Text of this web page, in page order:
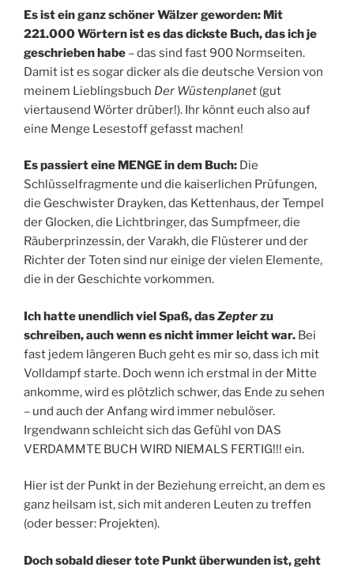
Es ist ein ganz schöner Wälzer geworden: Mit
221.000 Wörtern ist es das dickste Buch, das ich je
geschrieben habe – das sind fast 900 Normseiten.
Damit ist es sogar dicker als die deutsche Version von
meinem Lieblingsbuch Der Wüstenplanet (gut
viertausend Wörter drüber!). Ihr könnt euch also auf
eine Menge Lesestoff gefasst machen!
Es passiert eine MENGE in dem Buch: Die
Schlüsselfragmente und die kaiserlichen Prüfungen,
die Geschwister Drayken, das Kettenhaus, der Tempel
der Glocken, die Lichtbringer, das Sumpfmeer, die
Räuberprinzessin, der Varakh, die Flüsterer und der
Richter der Toten sind nur einige der vielen Elemente,
die in der Geschichte vorkommen.
Ich hatte unendlich viel Spaß, dasZepterzu
schreiben, auch wenn es nicht immer leicht war. Bei
fast jedem längeren Buch geht es mir so, dass ich mit
Volldampf starte. Doch wenn ich erstmal in der Mitte
ankomme, wird es plötzlich schwer, das Ende zu sehen
– und auch der Anfang wird immer nebulöser.
Irgendwann schleicht sich das Gefühl von DAS
VERDAMMTE BUCH WIRD NIEMALS FERTIG!!! ein.
Hier ist der Punkt in der Beziehung erreicht, an dem es
ganz heilsam ist, sich mit anderen Leuten zu treffen
(oder besser: Projekten).
Doch sobald dieser tote Punkt überwunden ist, geht